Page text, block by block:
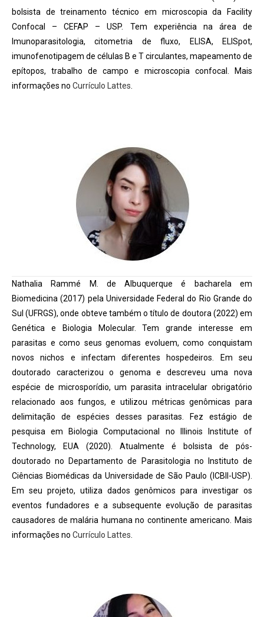
bolsista de treinamento técnico em microscopia da Facility
Confocal – CEFAP – USP. Tem experiência na área de
Imunoparasitologia, citometria de fluxo, ELISA, ELISpot,
imunofenotipagem de células B e T circulantes, mapeamento de
epítopos, trabalho de campo e microscopia confocal. Mais
informações no Currículo Lattes
Nathalia Rammé M. de Albuquerque é bacharela em
Biomedicina (2017) pela Universidade Federal do Rio Grande do
Sul (UFRGS), onde obteve também o título de doutora (2022) em
Genética e Biologia Molecular. Tem grande interesse em
parasitas e como seus genomas evoluem, como conquistam
novos nichos e infectam diferentes hospedeiros. Em seu
doutorado caracterizou o genoma e descreveu uma nova
espécie de microsporídio, um parasita intracelular obrigatório
relacionado aos fungos, e utilizou métricas genômicas para
delimitação de espécies desses parasitas. Fez estágio de
pesquisa em Biologia Computacional no Illinois Institute of
Technology, EUA (2020). Atualmente é bolsista de pós-
doutorado no Departamento de Parasitologia no Instituto de
Ciências Biomédicas da Universidade de São Paulo (ICBII-USP).
Em seu projeto, utiliza dados genômicos para investigar os
eventos fundadores e a subsequente evolução de parasitas
causadores de malária humana no continente americano. Mais
informações no Currículo Lattes